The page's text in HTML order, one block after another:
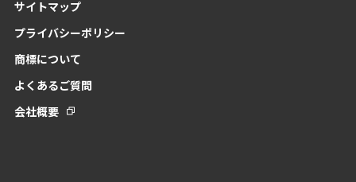
サイトマップ
プライバシーポリシー
商標について
よくあるご質問
会社概要